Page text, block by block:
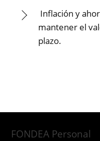
Inflación y
mantener el
plazo.
FONDEA Personal